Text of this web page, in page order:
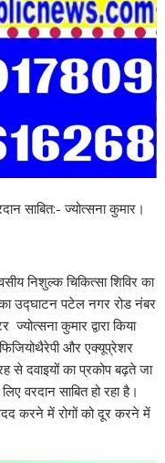
साबित:- ज्योत्सना कुमार।
निशुल्क चिकित्सा शिविर का
उद्घाटन पटेल नगर रोड नंबर
कुमार द्वारा किया
और एक्यूप्रेशर
दवाइयों का प्रकोप बढ़ते जा
वरदान साबित हो रहा है।
करने में रोगों को दूर करने में